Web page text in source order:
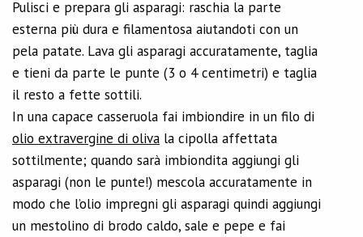
Pulisci e prepara gli asparagi: raschia la parte
esterna più dura e filamentosa aiutandoti con un
pela patate. Lava gli asparagi accuratamente, taglia
e tieni da parte le punte (3 o 4 centimetri) e taglia
il resto a fette sottili.
In una capace casseruola fai imbiondire in un filo di
olio extravergine di oliva la cipolla affettata
sottilmente; quando sarà imbiondita aggiungi gli
asparagi (non le punte!) mescola accuratamente in
modo che l’olio impregni gli asparagi quindi aggiungi
un mestolino di brodo caldo, sale e pepe e fai